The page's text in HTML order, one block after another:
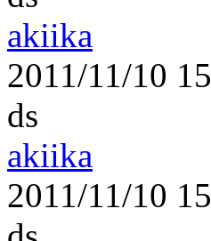
akiika
2011/11/10
ds
akiika
2011/11/10